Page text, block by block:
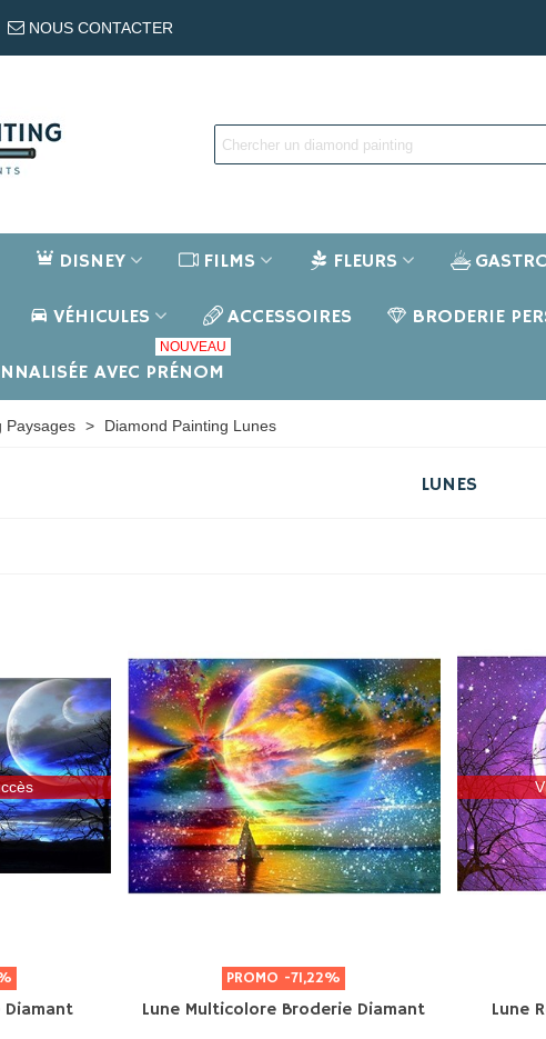
NOUS CONTACTER
DISNEY FILMS FLEURS
VÉHICULES ACCESSOIRES BRODERIE
AVEC PRÉNOM
NOUVEAU
Paysages > Diamond Painting Lunes
LUNES
Diamant
PROMO -71,22%
Lune Multicolore Broderie Diamant Lune